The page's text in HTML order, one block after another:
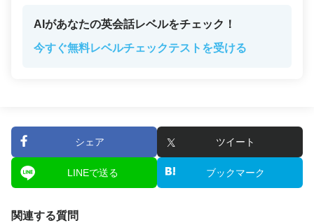
AIがあなたの英会話レベルをチェック！
今すぐ無料レベルチェックテストを受ける
シェア ツイート
LINEで送る ブックマーク
関連する質問